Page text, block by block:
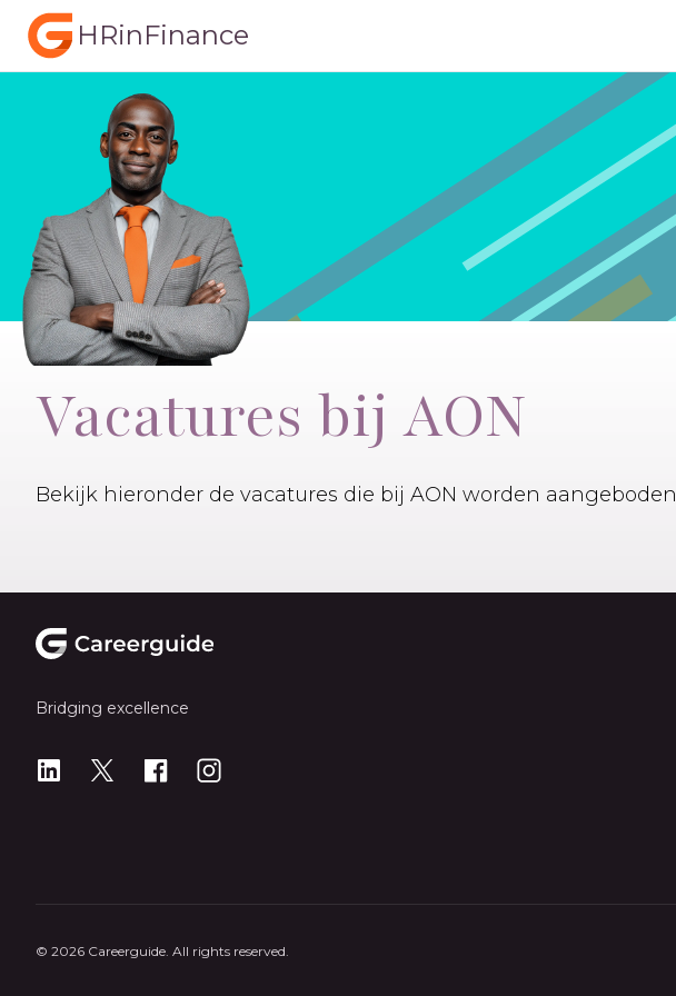
HRinFinance
Vacatures bij AON
Bekijk hieronder de vacatures die bij AON worden aangeboden
Bridging excellence
LinkedIn
X Instagram
© 2026 Careerguide. All rights reserved.